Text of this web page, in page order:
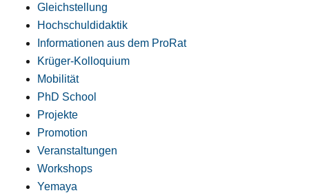
Gleichstellung
Hochschuldidaktik
Informationen aus dem ProRat
Krüger-Kolloquium
Mobilität
PhD School
Projekte
Promotion
Veranstaltungen
Workshops
Yemaya